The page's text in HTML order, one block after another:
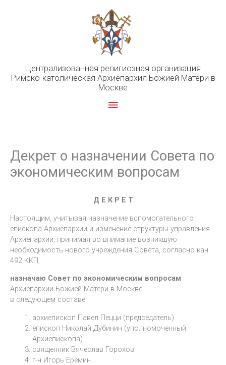
Централизованная религиозная организация
Римско-католическая Архиепархия Божией Матери в
Москве
Главное
Декрет о назначении Совета по
экономическим вопросам
Д Е К Р Е Т
Настоящим, учитывая назначение вспомогательного
епископа Архиепархии и изменение структуры управления
Архиепархии, принимая во внимание возникшую
необходимость нового учреждения Совета, согласно кан.
492 ККП,
назначаю Совет по экономическим вопросам
Архиепархии Божией Матери в Москве
в следующем составе:
архиепископ Павел Пецци (председатель)
епископ Николай Дубинин (уполномоченный
Архиепископа)
священник Вячеслав Горохов
г-н Игорь Ерёмин